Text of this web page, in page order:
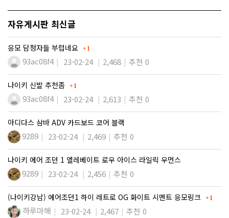
자유게시판 최신글
응모 담청자들 부럽네요 댓글
1
93ac08f4 23-02-24 2,468 추천 0
나이키 신발 추천좀 댓글
1
93ac08f4 23-02-24 2,613 추천 0
아디다스 삼바 ADV 카드보드 코어 블랙
9289 23-02-24 2,469 추천 0
나이키 에어 조던 1 엘레베이트 로우 아이스 라일릭 우먼스
9289 23-02-24 2,456 추천 0
(나이키강남) 에어조던1 하이 레트로 OG 화이트 시멘트 응모링크 댓글
1
하루마해 23-02-24 2,467 추천 0